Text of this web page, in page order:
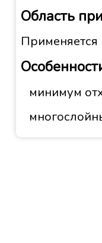
Область
Применяется
минимум